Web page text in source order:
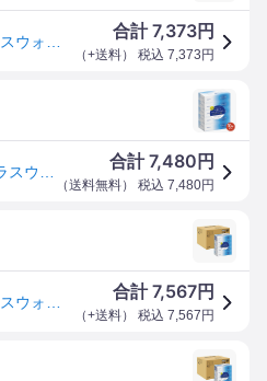
合計7,373円
（+送料） 税込 7,373 円
合計7,480 円
（送料無料） 税込 7,480円
合計7,567円
（+送料） 税込 7,567 円